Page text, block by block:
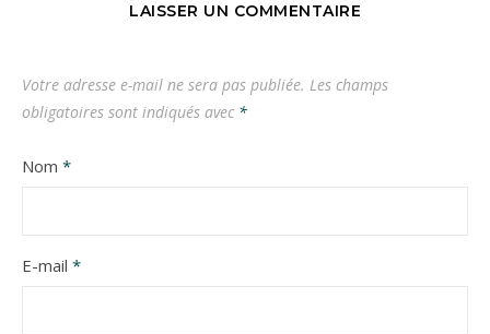
LAISSER UN COMMENTAIRE
Votre adresse e-mail ne sera pas publiée. Les champs
obligatoires sont indiqués avec *
Nom *
E-mail *